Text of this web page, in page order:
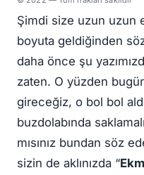
Şimdi size uzun uzun
boyuta geldiğinden
daha önce şu
zaten. O yüzden
gireceğiz, o bol bol
buzdolabında
mısınız bundan söz
sizin de aklınızda “